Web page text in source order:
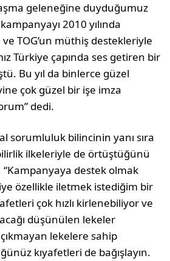
geleneğine duyduğumuz
2010 yılında
ve TOG’un müthiş destekleriyle
Türkiye çapında ses getiren bir
Bu yıl da binlerce güzel
çok güzel bir işe imza
dedi.
sorumluluk bilincinin yanı sıra
ilkeleriyle de örtüştüğünü
destek olmak
özellikle iletmek istediğim bir
çok hızlı kirlenebiliyor ve
düşünülen lekeler
lekelere sahip
kıyafetleri de bağışlayın.